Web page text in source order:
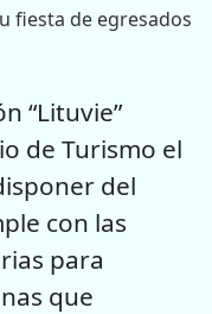
fiesta de egresados
“Lituvie”
de Turismo el
del
con las
para
que